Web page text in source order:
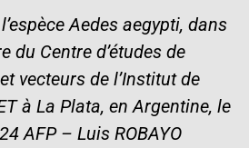
Aedes aegypti, dans
du Centre d’études de
vecteurs de l’Institut de
à La Plata, en Argentine, le
AFP – Luis ROBAYO